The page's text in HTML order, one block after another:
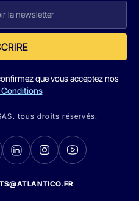
que vous acceptez nos
tous droits réservés.